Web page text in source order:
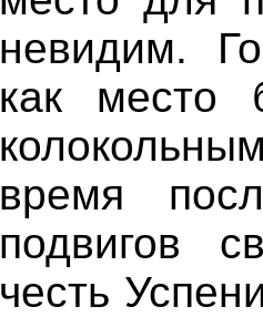
невидим.
как место
время
подвигов
честь